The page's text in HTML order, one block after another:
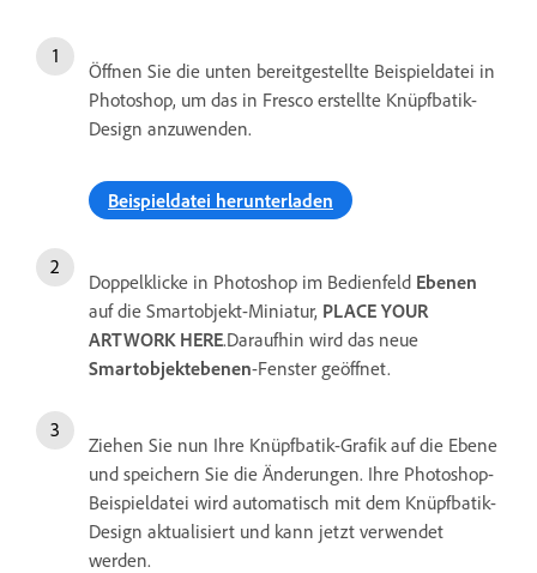
Öffnen Sie die unten bereitgestellte Beispieldatei in
Photoshop, um das in Fresco erstellte Knüpfbatik-
Design anzuwenden.
Beispieldatei herunterladen
Doppelklicke in Photoshop im Bedienfeld Ebenen
auf die Smartobjekt-Miniatur, PLACE YOUR
ARTWORK HERE.Daraufhin wird das neue
Smartobjektebenen-Fenster geöffnet.
Ziehen Sie nun Ihre Knüpfbatik-Grafik auf die Ebene
und speichern Sie die Änderungen. Ihre Photoshop-
Beispieldatei wird automatisch mit dem Knüpfbatik-
Design aktualisiert und kann jetzt verwendet
werden.